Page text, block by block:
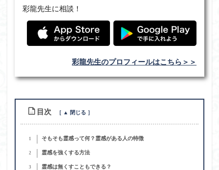
彩龍先生に相談！
彩龍先生のプロフィールはこちら＞＞
目次
1 そもそも霊感って何？霊感がある人の特徴
2 霊感を強くする方法
3 霊感は無くすこともできる？